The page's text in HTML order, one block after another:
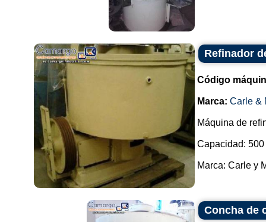
Refinador
Código
Marca: Carle &
Máquina de
Capacidad: 500
Marca: Carle y
Concha de